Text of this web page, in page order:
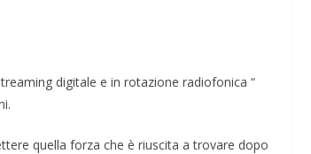
digitale e in rotazione radiofonica “
quella forza che è riuscita a trovare dopo